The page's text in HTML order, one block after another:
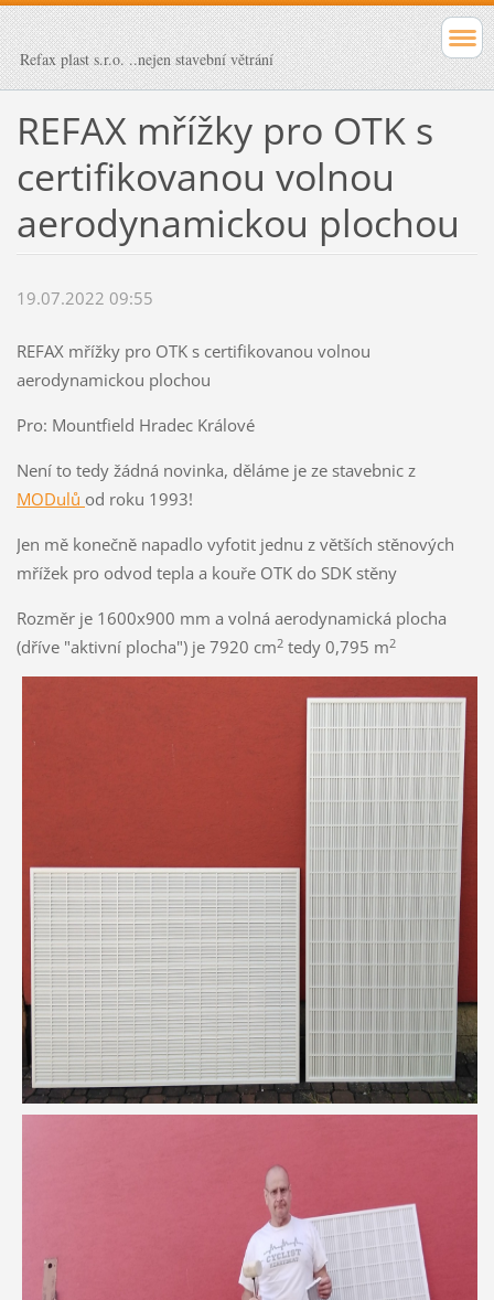
Refax plast s.r.o. ..nejen stavební větrání
REFAX mřížky pro OTK s
certifikovanou volnou
aerodynamickou plochou
19.07.2022 09:55
REFAX mřížky pro OTK s certifikovanou volnou
aerodynamickou plochou
Pro: Mountfield Hradec Králové
Není to tedy žádná novinka, děláme je ze stavebnic z
MODulů od roku 1993!
Jen mě konečně napadlo vyfotit jednu z větších stěnových
mřížek pro odvod tepla a kouře OTK do SDK stěny
Rozměr je 1600x900 mm a volná aerodynamická plocha
(dříve "aktivní plocha") je 7920 cm2tedy 0,795 m2